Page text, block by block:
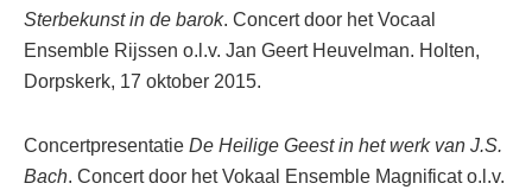
Sterbekunst in de barok. Concert door het Vocaal
Ensemble Rijssen o.l.v. Jan Geert Heuvelman. Holten,
Dorpskerk, 17 oktober 2015.
Concertpresentatie De Heilige Geest in het werk van J.S.
Bach. Concert door het Vokaal Ensemble Magnificat o.l.v.